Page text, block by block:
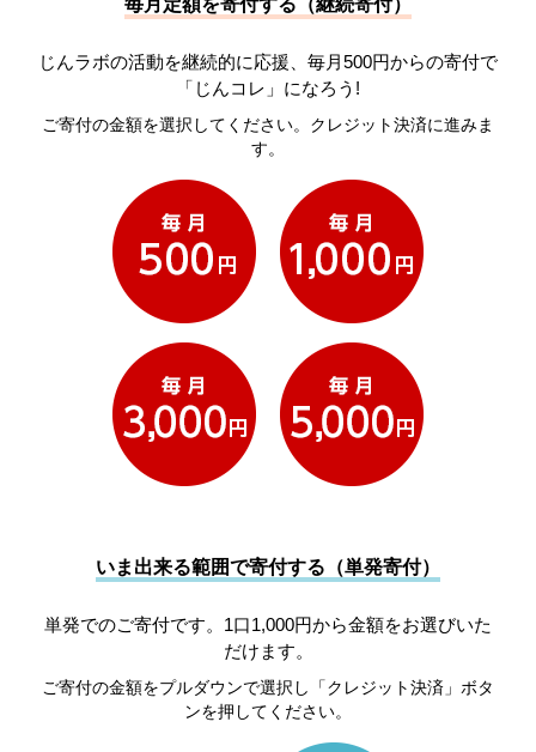
毎月定額を寄付する（継続寄付）
じんラボの活動を継続的に応援、毎月500円からの寄付で
「じんコレ」になろう!
ご寄付の金額を選択してください。クレジット決済に進みま
す。
いま出来る範囲で寄付する（単発寄付）
単発でのご寄付です。1口1,000円から金額をお選びいた
だけます。
ご寄付の金額をプルダウンで選択し「クレジット決済」ボタ
ンを押してください。